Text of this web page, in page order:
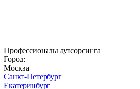
Профессионалы аутсорсинга
Город:
Москва
Санкт-Петербург
Екатеринбург